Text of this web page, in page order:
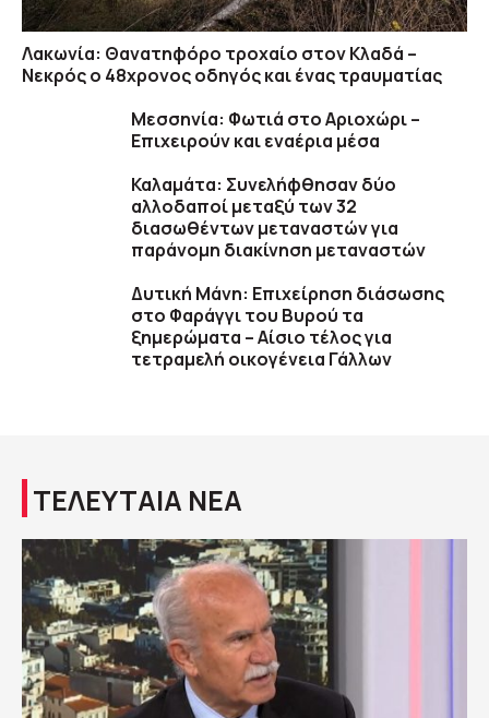
Λακωνία: Θανατηφόρο τροχαίο στον Κλαδά –
Νεκρός ο 48χρονος οδηγός και ένας τραυματίας
Μεσσηνία: Φωτιά στο Αριοχώρι –
Επιχειρούν και εναέρια μέσα
Καλαμάτα: Συνελήφθησαν δύο
αλλοδαποί μεταξύ των 32
διασωθέντων μεταναστών για
παράνομη διακίνηση μεταναστών
Δυτική Μάνη: Επιχείρηση διάσωσης
στο Φαράγγι του Βυρού τα
ξημερώματα – Αίσιο τέλος για
τετραμελή οικογένεια Γάλλων
ΤΕΛΕΥΤΑΙΑ ΝΕΑ